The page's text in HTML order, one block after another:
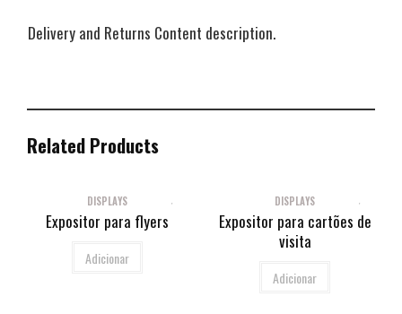
Delivery and Returns Content description.
Related Products
DISPLAYS
Expositor para flyers
Adicionar
DISPLAYS
Expositor para cartões de
visita
Adicionar